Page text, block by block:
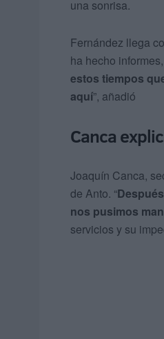
una sonrisa.
Fernández llega
ha hecho
estos tiempos
aquí”, añadió
Canca
Joaquín Canca,
de Anto. “
nos pusimos
servicios y su